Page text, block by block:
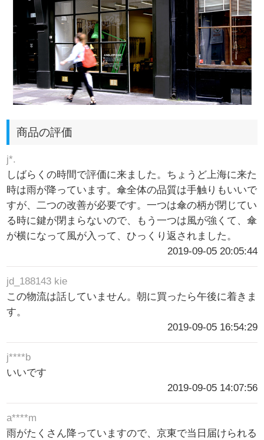
商品の評価
j*.
しばらくの時間で評価に来ました。ちょうど上海に来た
時は雨が降っています。傘全体の品質は手触りもいいで
すが、二つの改善が必要です。一つは傘の柄が閉じてい
る時に鍵が閉まらないので、もう一つは風が強くて、傘
が横になって風が入って、ひっくり返されました。
2019-09-05 20:05:44
jd_188143 kie
この物流は話していません。朝に買ったら午後に着きま
す。
2019-09-05 16:54:29
j****b
いいです
2019-09-05 14:07:56
a****m
雨がたくさん降っていますので、京東で当日届けられる